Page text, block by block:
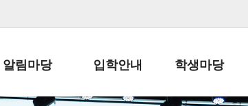
알림마당 입학안내 학생마당